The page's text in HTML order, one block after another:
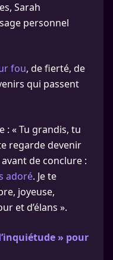
Sarah
personnel
fou, de fierté, de
qui passent
: « Tu grandis, tu
regarde devenir
de conclure :
adoré. Je te
joyeuse,
et d’élans ».
» pour